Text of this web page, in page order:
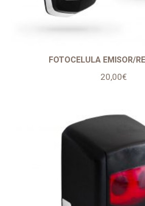
FOTOCELULA EMISOR/
20,00€